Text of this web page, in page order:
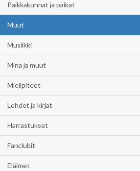
Paikkakunnat ja paikat
Muut
Musiikki
Minä ja muut
Mielipiteet
Lehdet ja kirjat
Harrastukset
Fanclubit
Eläimet